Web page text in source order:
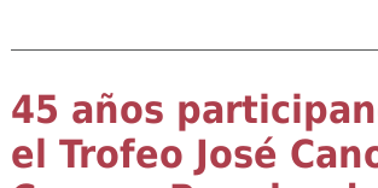
45 años
el Trofeo José